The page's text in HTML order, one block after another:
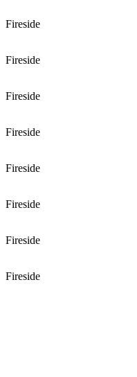
Fireside
Fireside
Fireside
Fireside
Fireside
Fireside
Fireside
Fireside